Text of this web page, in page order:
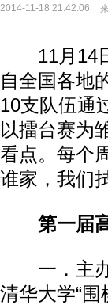
2014-11-18 21:42:06
11月14日
自全国各地
10支队伍通
以擂台赛为
看点。每个
谁家，我们
第一届
一．主办
清华大学“围